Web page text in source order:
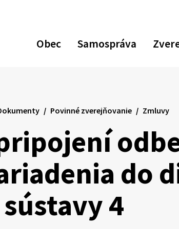
Obec Samospráva
Odoslať
do
sústavy 4
Povinné zverejňovanie Zmluvy